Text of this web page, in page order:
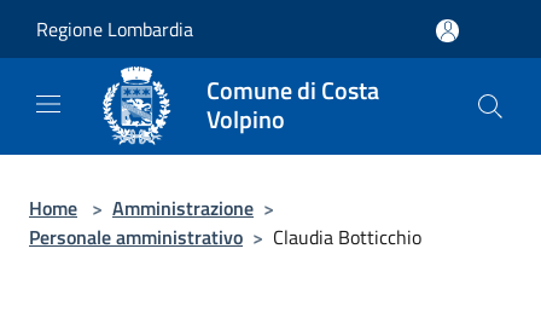
Regione Lombardia
Comune di Costa
Volpino
Home > Amministrazione >
Personale amministrativo > Claudia Botticchio